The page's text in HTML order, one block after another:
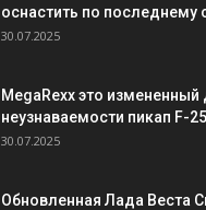
оснастить по последнему
30.07.2025
MegaRexx это измененный
неузнаваемости пикап F-
30.07.2025
Обновленная Лада Веста